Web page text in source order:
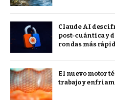
Claude AI
post-cuántica y
rondas más
El nuevo motor
trabajo y